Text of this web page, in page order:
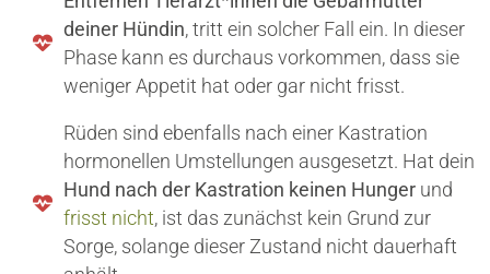
deiner Hündin, tritt ein solcher Fall ein. In dieser
Phase kann es durchaus vorkommen, dass sie
weniger Appetit hat oder gar nicht frisst.
Rüden sind ebenfalls nach einer Kastration
hormonellen Umstellungen ausgesetzt. Hat dein
Hund nach der Kastration keinen Hungerund
frisst nicht, ist das zunächst kein Grund zur
Sorge, solange dieser Zustand nicht dauerhaft